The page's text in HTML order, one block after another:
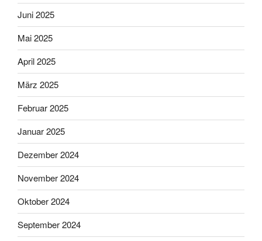
Juni 2025
Mai 2025
April 2025
März 2025
Februar 2025
Januar 2025
Dezember 2024
November 2024
Oktober 2024
September 2024